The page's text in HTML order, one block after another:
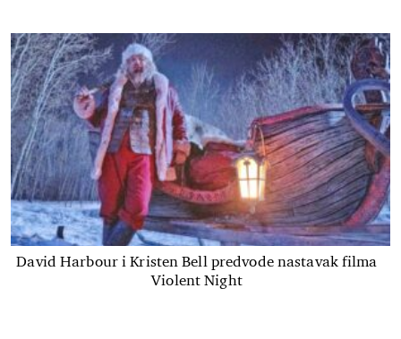
David Harbour i Kristen Bell predvode nastavak filma
Violent Night